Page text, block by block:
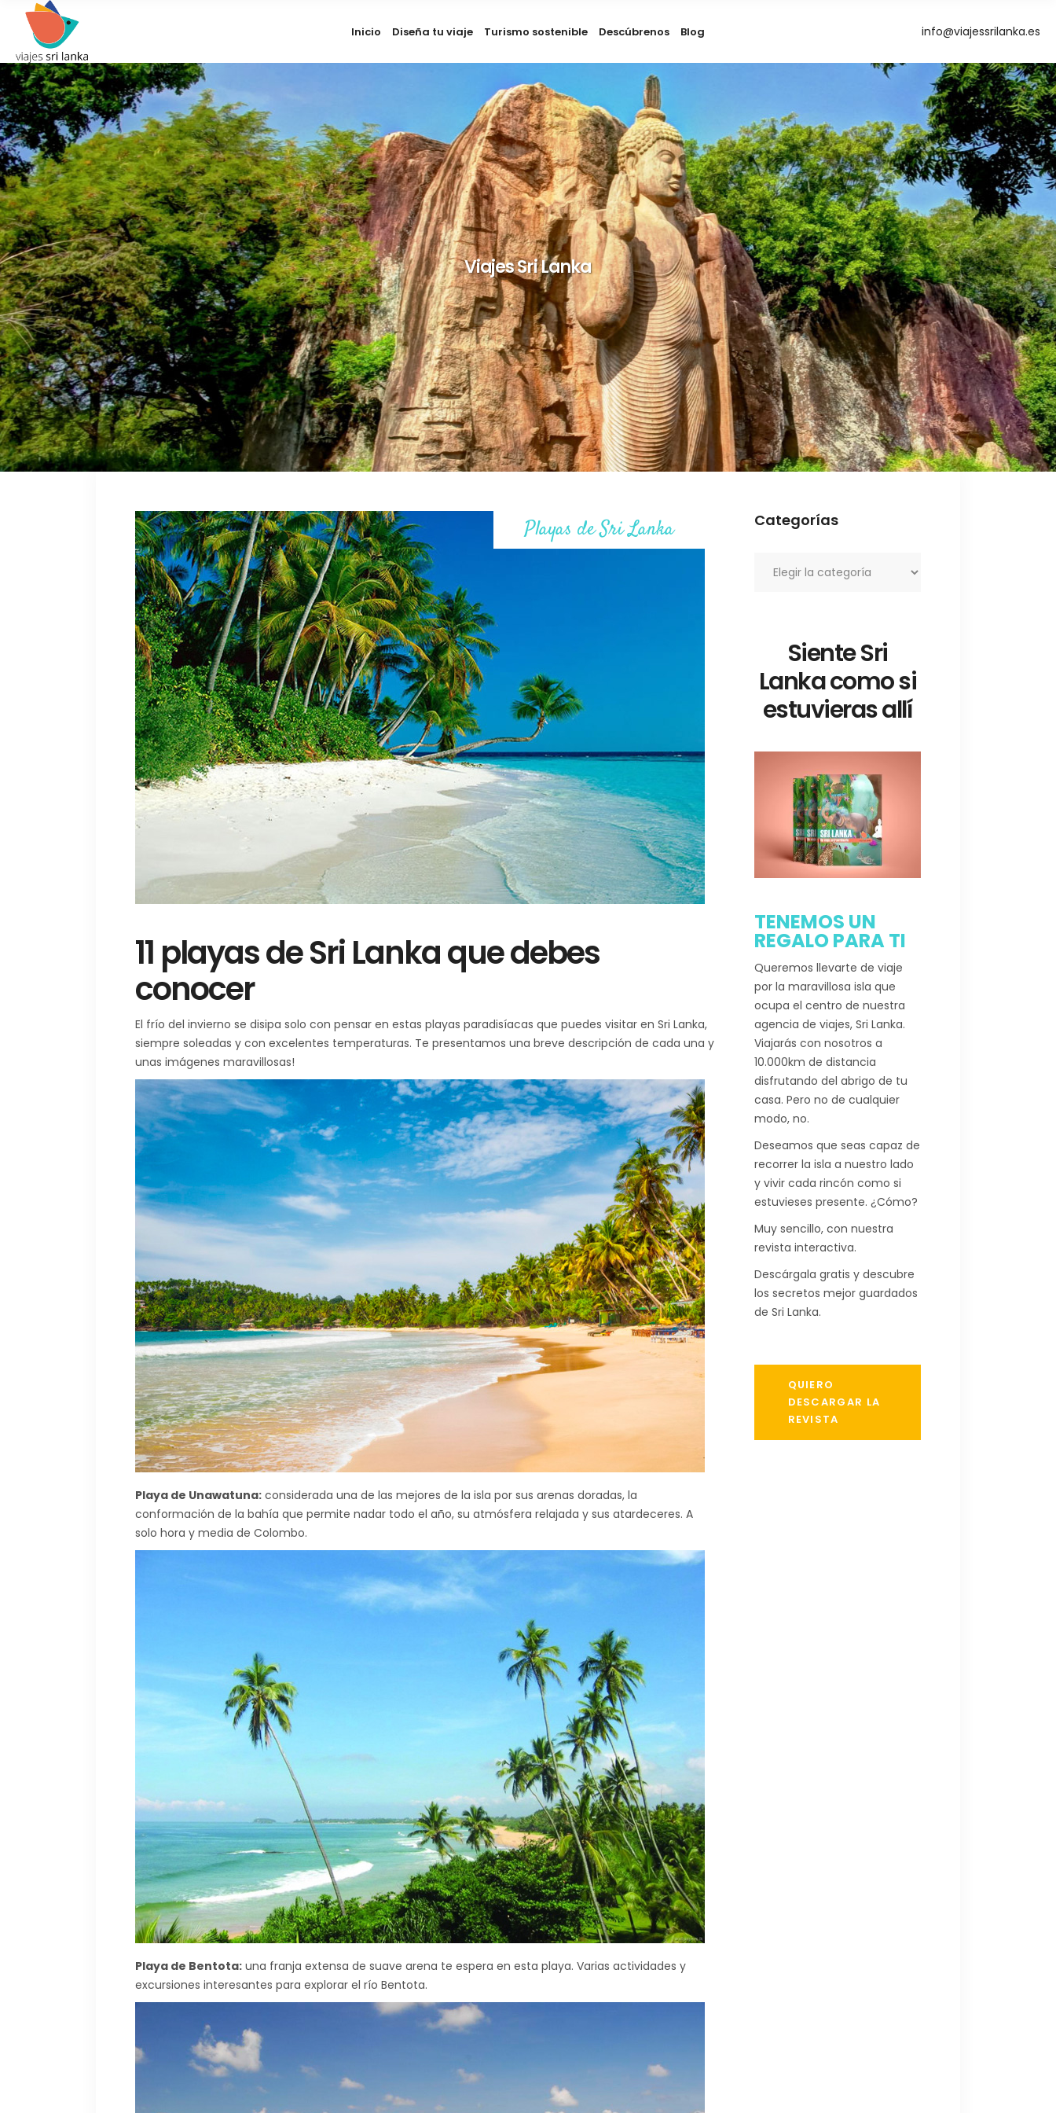
Inicio Diseña tu viaje Turismo sostenible Descúbrenos Blog info@viajessrilanka.es
Viajes Sri Lanka
Playas de Sri Lanka
11 playas de Sri Lanka que debes
conocer
El frío del invierno se disipa solo con pensar en estas playas paradisíacas que puedes visitar en Sri Lanka,
siempre soleadas y con excelentes temperaturas. Te presentamos una breve descripción de cada una y
unas imágenes maravillosas!
Playa de Unawatuna: considerada una de las mejores de la isla por sus arenas doradas, la
conformación de la bahía que permite nadar todo el año, su atmósfera relajada y sus atardeceres. A
solo hora y media de Colombo.
Playa de Bentota: una franja extensa de suave arena te espera en esta playa. Varias actividades y
excursiones interesantes para explorar el río Bentota.
Categorías
Siente Sri
Lanka como si
estuvieras allí
TENEMOS UN
REGALO PARA TI
Queremos llevarte de viaje
por la maravillosa isla que
ocupa el centro de nuestra
agencia de viajes, Sri Lanka.
Viajarás con nosotros a
10.000km de distancia
disfrutando del abrigo de tu
casa. Pero no de cualquier
modo, no.
Deseamos que seas capaz de
recorrer la isla a nuestro lado
y vivir cada rincón como si
estuvieses presente. ¿Cómo?
Muy sencillo, con nuestra
revista interactiva.
Descárgala gratis y descubre
los secretos mejor guardados
de Sri Lanka.
QUIERO
DESCARGAR LA
REVISTA